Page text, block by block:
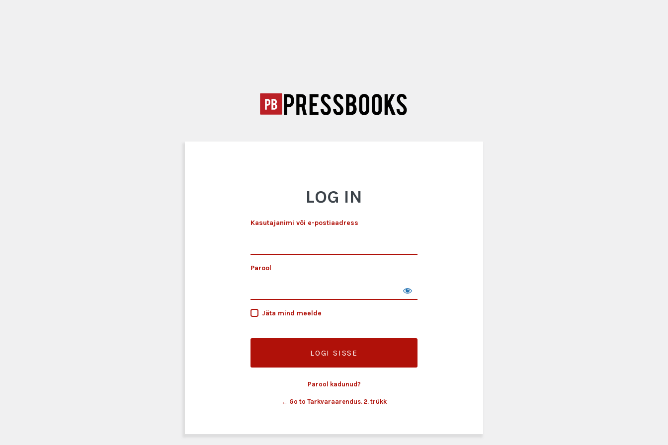
LOG IN
Kasutajanimi või e-postiaadress
Parool
Jäta mind meelde
Parool kadunud?
← Go to Tarkvaraarendus. 2. trükk